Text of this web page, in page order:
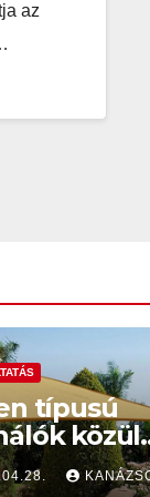
az
típusú
közül